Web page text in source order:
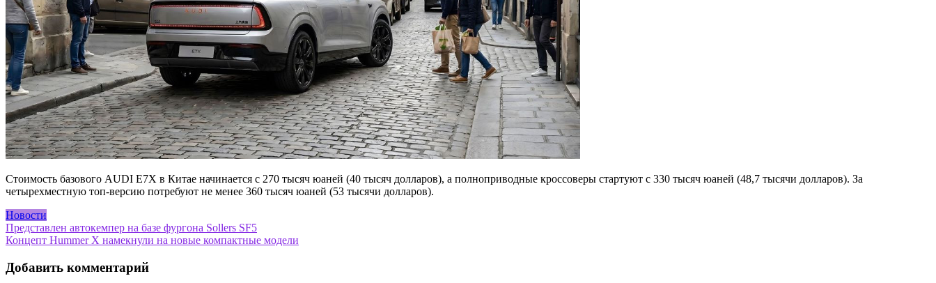
Стоимость базового AUDI E7X в Китае начинается с 270 тысяч юаней (40 тысяч долларов), а полноприводные кроссоверы стартуют с 330 тысяч юаней (48,7 тысячи долларов). За
четырехместную топ-версию потребуют не менее 360 тысяч юаней (53 тысячи долларов).
Новости
Навигация
по
записям
Представлен автокемпер на базе фургона Sollers SF5
Концепт Hummer X намекнули на новые компактные модели
Добавить комментарий